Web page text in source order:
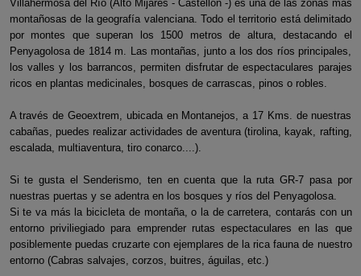
Villahermosa del Río (Alto Mijares - Castellón -) es una de las zonas más
montañosas de la geografía valenciana. Todo el territorio está delimitado
por montes que superan los 1500 metros de altura, destacando el
Penyagolosa de 1814 m. Las montañas, junto a los dos ríos principales,
los valles y los barrancos, permiten disfrutar de espectaculares parajes
ricos en plantas medicinales, bosques de carrascas, pinos o robles.
A través de Geoextrem, ubicada en Montanejos, a 17 Kms. de nuestras
cabañas, puedes realizar actividades de aventura (tirolina, kayak, rafting,
escalada, multiaventura, tiro conarco....).
Si te gusta el Senderismo, ten en cuenta que la ruta GR-7 pasa por
nuestras puertas y se adentra en los bosques y ríos del Penyagolosa.
Si te va más la bicicleta de montaña, o la de carretera, contarás con un
entorno priviliegiado para emprender rutas espectaculares en las que
posiblemente puedas cruzarte con ejemplares de la rica fauna de nuestro
entorno (Cabras salvajes, corzos, buitres, águilas, etc.)